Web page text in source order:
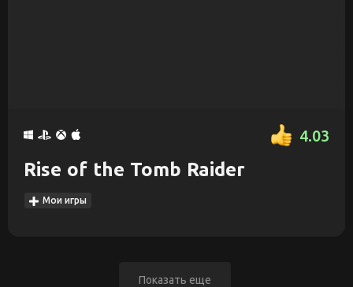
4.03
Rise of the Tomb Raider
Мои игры
Показать еще